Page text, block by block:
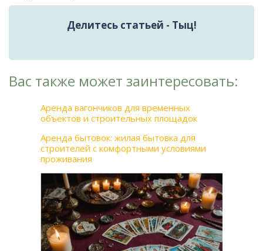
Делитесь статьей - Тыц!
Вас также может заинтересовать:
Аренда вагончиков для временных
объектов и строительных площадок
Аренда бытовок: жилая бытовка для
строителей с комфортными условиями
проживания